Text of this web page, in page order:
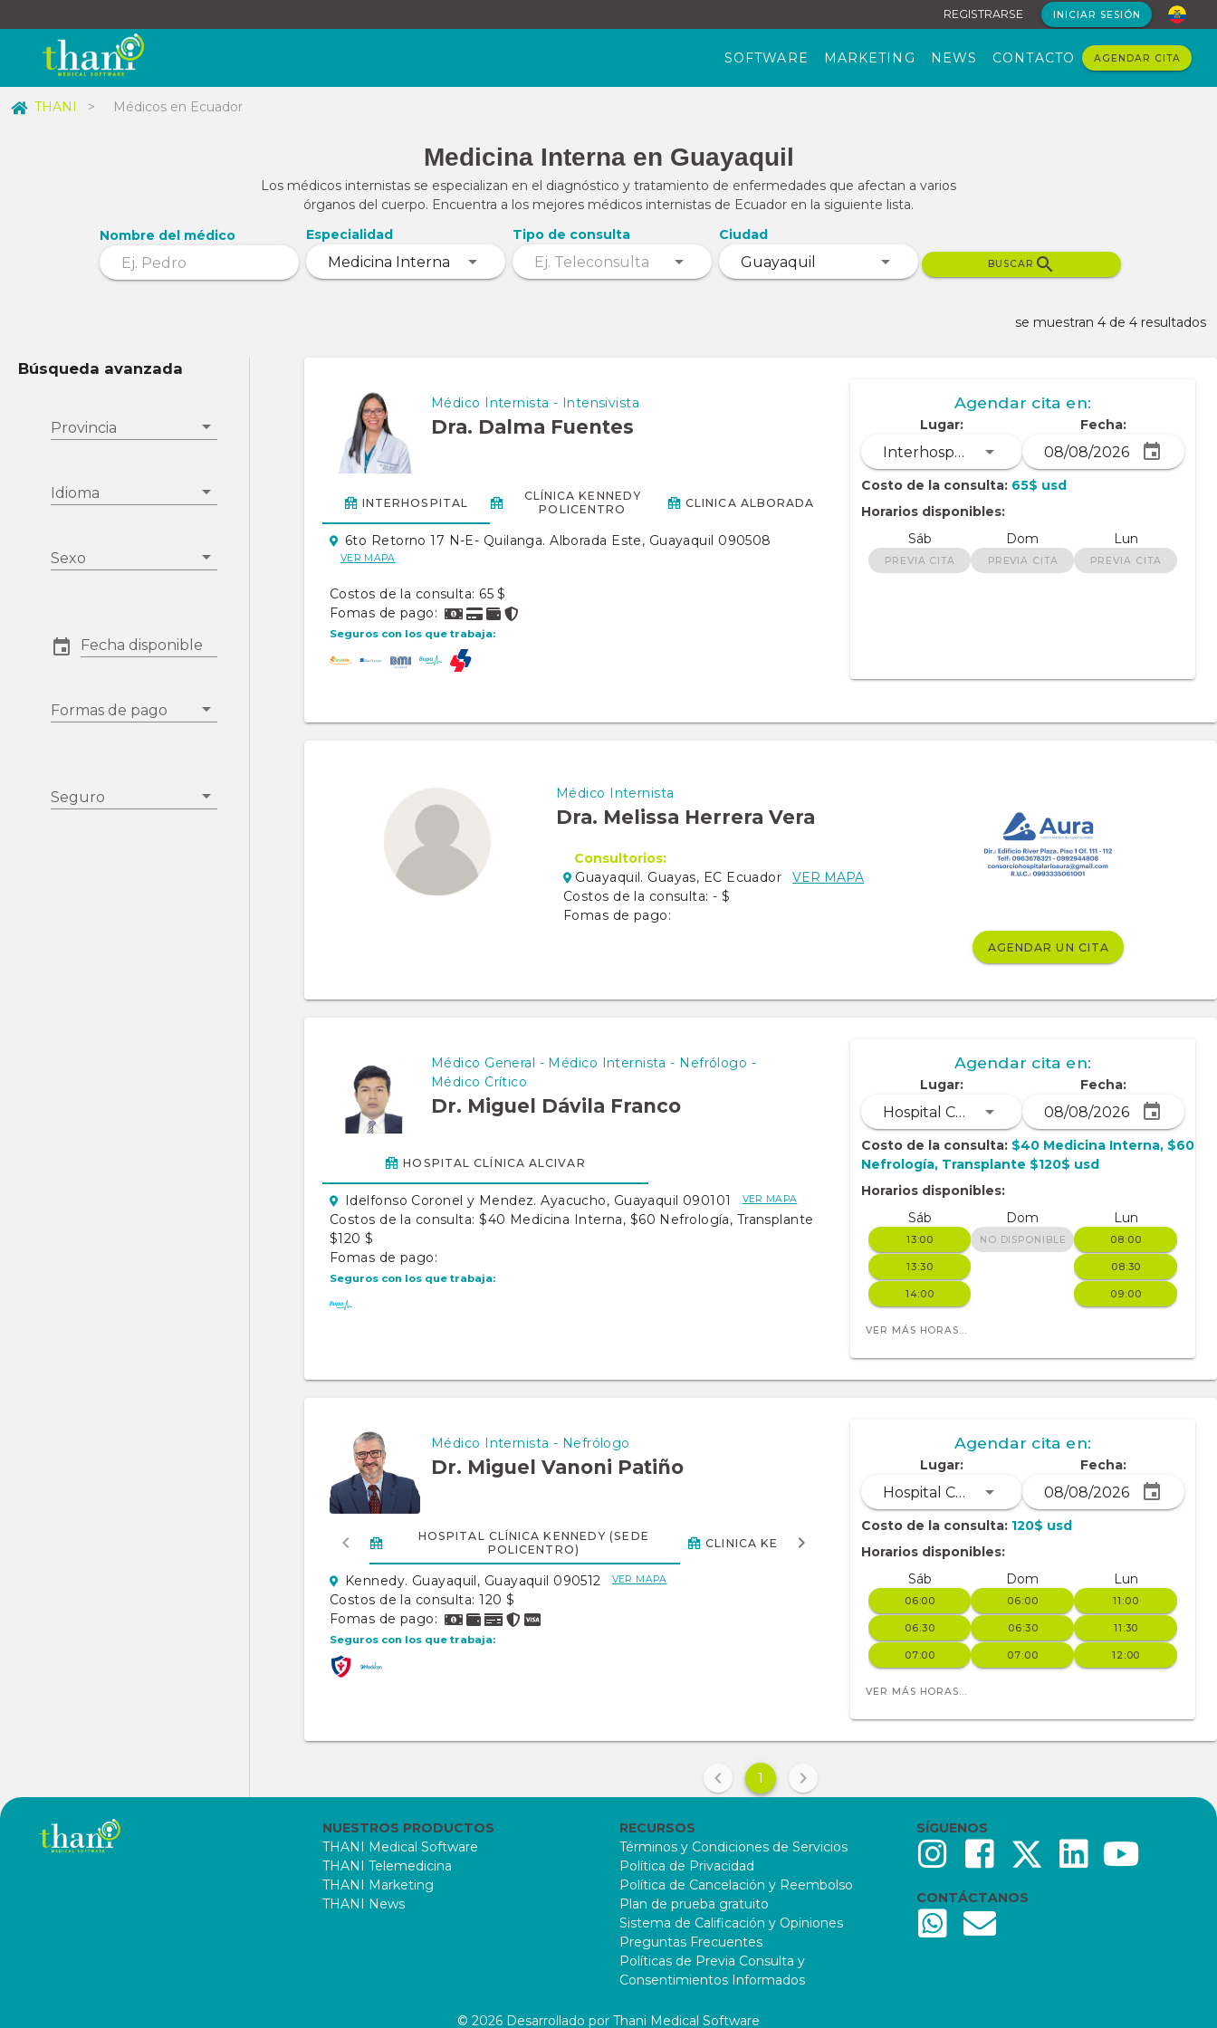
REGISTRARSE INICIAR SESIÓN
SOFTWARE MARKETING NEWS CONTACTO AGENDAR CITA
THANI > Médicos en Ecuador
Medicina Interna en Guayaquil
Los médicos internistas se especializan en el diagnóstico y tratamiento de enfermedades que afectan a varios
órganos del cuerpo. Encuentra a los mejores médicos internistas de Ecuador en la siguiente lista.
Nombre del médico
Especialidad Tipo de consulta Ciudad
BUSCAR
se muestran 4 de 4 resultados
Búsqueda avanzada
Provincia
Idioma
Sexo
Fecha disponible
Formas de pago
Seguro
Médico Internista - Intensivista
Dra. Dalma Fuentes
INTERHOSPITAL
CLÍNICA KENNEDY
POLICENTRO
CLINICA ALBORADA
6to Retorno 17 N-E- Quilanga. Alborada Este, Guayaquil 090508
VER MAPA
Costos de la consulta: 65 $
Fomas de pago:
Seguros con los que trabaja:
Agendar cita en:
Lugar:
Interhospital
Fecha:
Costo de la consulta: 65$ usd
Horarios disponibles:
Sáb
PREVIA CITA
Dom
PREVIA CITA
Lun
PREVIA CITA
Médico Internista
Dra. Melissa Herrera Vera
Consultorios:
Guayaquil. Guayas, EC Ecuador
VER MAPA
Costos de la consulta: - $
Fomas de pago:
AGENDAR UN CITA
Médico General - Médico Internista - Nefrólogo -
Médico Crítico
Dr. Miguel Dávila Franco
HOSPITAL CLÍNICA ALCIVAR
Idelfonso Coronel y Mendez. Ayacucho, Guayaquil 090101 VER MAPA
Costos de la consulta: $40 Medicina Interna, $60 Nefrología, Transplante
$120 $
Fomas de pago:
Seguros con los que trabaja:
Agendar cita en:
Lugar:
Hospital Clínica Alcivar
Fecha:
Costo de la consulta: $40 Medicina Interna, $60
Nefrología, Transplante $120$ usd
Horarios disponibles:
Sáb
13:00
13:30
14:00
Dom
NO DISPONIBLE
Lun
08:00
08:30
09:00
VER MÁS HORAS...
Médico Internista - Nefrólogo
Dr. Miguel Vanoni Patiño
HOSPITAL CLÍNICA KENNEDY (SEDE
POLICENTRO)
CLINICA KENNEDY (SEDE SAMBORONDON)
Kennedy. Guayaquil, Guayaquil 090512 VER MAPA
Costos de la consulta: 120 $
Fomas de pago:
Seguros con los que trabaja:
Agendar cita en:
Lugar:
Hospital Clínica Kennedy (sede Policentro)
Fecha:
Costo de la consulta: 120$ usd
Horarios disponibles:
Sáb
06:00
06:30
07:00
Dom
06:00
06:30
07:00
Lun
11:00
11:30
12:00
VER MÁS HORAS...
1
NUESTROS PRODUCTOS
THANI Medical Software
THANI Telemedicina
THANI Marketing
THANI News
RECURSOS
Términos y Condiciones de Servicios
Política de Privacidad
Política de Cancelación y Reembolso
Plan de prueba gratuito
Sistema de Calificación y Opiniones
Preguntas Frecuentes
Políticas de Previa Consulta y
Consentimientos Informados
SÍGUENOS
CONTÁCTANOS
© 2026 Desarrollado por Thani Medical Software